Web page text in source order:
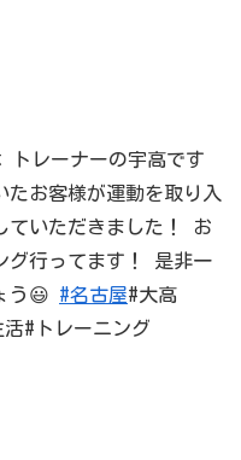
トレーナーの宇高です
たお客様が運動を取り入
ていただきました！ お
グ行ってます！ 是非一
う😃 #名古屋#大高
#トレーニング